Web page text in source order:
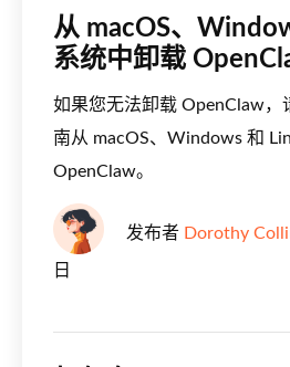
从 macOS、
系统中卸载
如果您无法卸载 OpenClaw，
南从 macOS、Windows 和
OpenClaw。
发布者 Dorothy
日